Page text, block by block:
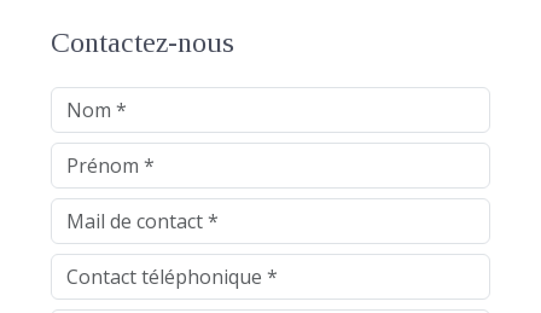
Contactez-nous